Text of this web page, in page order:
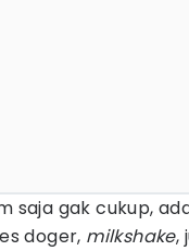
saja gak cukup,
doger, milkshake,